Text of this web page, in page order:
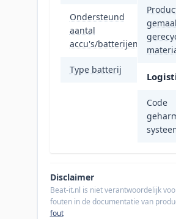
Ondersteund
aantal
accu's/batterijen
1
Type batterij
Code
Disclaimer
Beat-it.nl is niet verantwoordelijk
fouten in de documentatie van
fout